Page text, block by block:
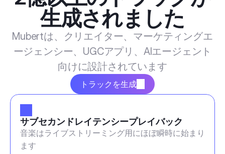
生成されました
Mubertは、クリエイター、マーケティングエ
ージェンシー、UGCアプリ、AIエージェント
向けに設計されています
トラックを生成
サブセカンドレイテンシープレイバック
音楽はライブストリーミング用にほぼ瞬時に始まり
ます